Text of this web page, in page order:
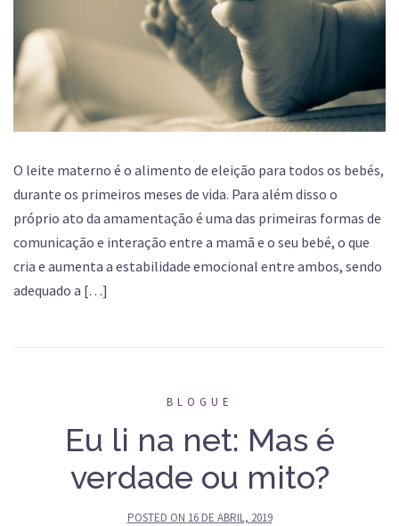
O leite materno é o alimento de eleição para todos os bebés,
durante os primeiros meses de vida. Para além disso o
próprio ato da amamentação é uma das primeiras formas de
comunicação e interação entre a mamã e o seu bebé, o que
cria e aumenta a estabilidade emocional entre ambos, sendo
adequado a […]
BLOGUE
Eu li na net: Mas é
verdade ou mito?
POSTED ON 16 DE ABRIL, 2019